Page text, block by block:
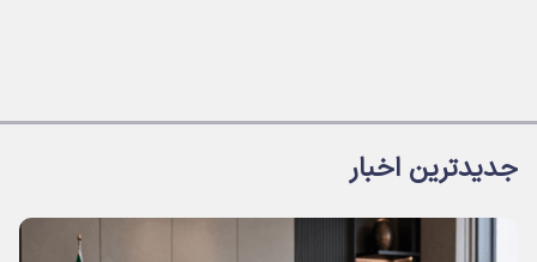
جدیدترین اخبار